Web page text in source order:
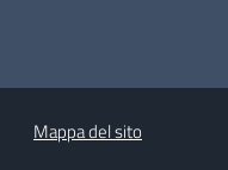
Mappa del sito